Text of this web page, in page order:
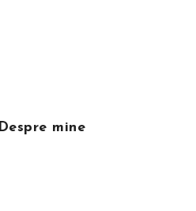
Despre mine